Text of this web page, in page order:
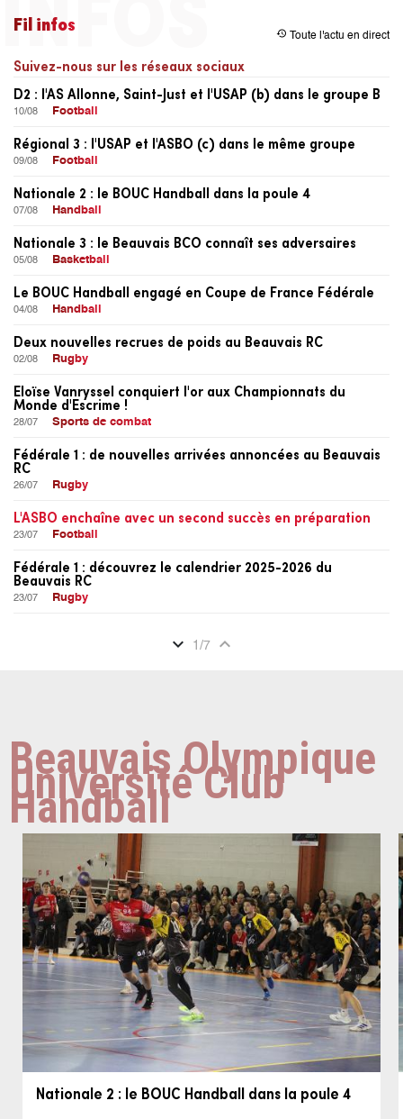
Fil infos restore Toute l'actu en direct
Suivez-nous sur les réseaux sociaux
D2 : l'AS Allonne, Saint-Just et l'USAP (b) dans le groupe B
10/08 Football
Régional 3 : l'USAP et l'ASBO (c) dans le même groupe
09/08 Football
Nationale 2 : le BOUC Handball dans la poule 4
07/08 Handball
Nationale 3 : le Beauvais BCO connaît ses adversaires
05/08 Basketball
Le BOUC Handball engagé en Coupe de France Fédérale
04/08 Handball
Deux nouvelles recrues de poids au Beauvais RC
02/08 Rugby
Eloïse Vanryssel conquiert l'or aux Championnats du
Monde d'Escrime !
28/07 Sports de combat
Fédérale 1 : de nouvelles arrivées annoncées au Beauvais
RC
26/07 Rugby
L'ASBO enchaîne avec un second succès en préparation
23/07 Football
Fédérale 1 : découvrez le calendrier 2025-2026 du
Beauvais RC
23/07 Rugby
expand_more 1 /7 expand_less
Beauvais Olympique
Université Club
Handball
Nationale 2 : le BOUC Handball dans la poule 4